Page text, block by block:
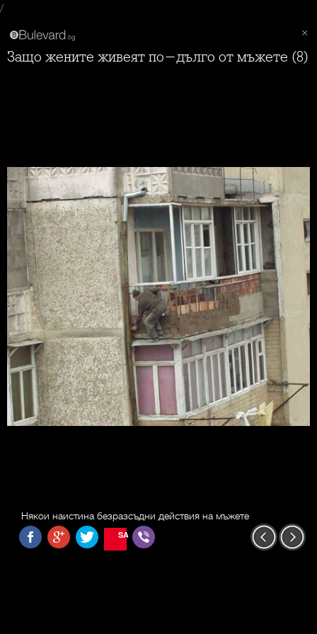
/
Защо жените живеят по-дълго от мъжете (8)
Някои наистина безразсъдни действия на мъжете
SAVE